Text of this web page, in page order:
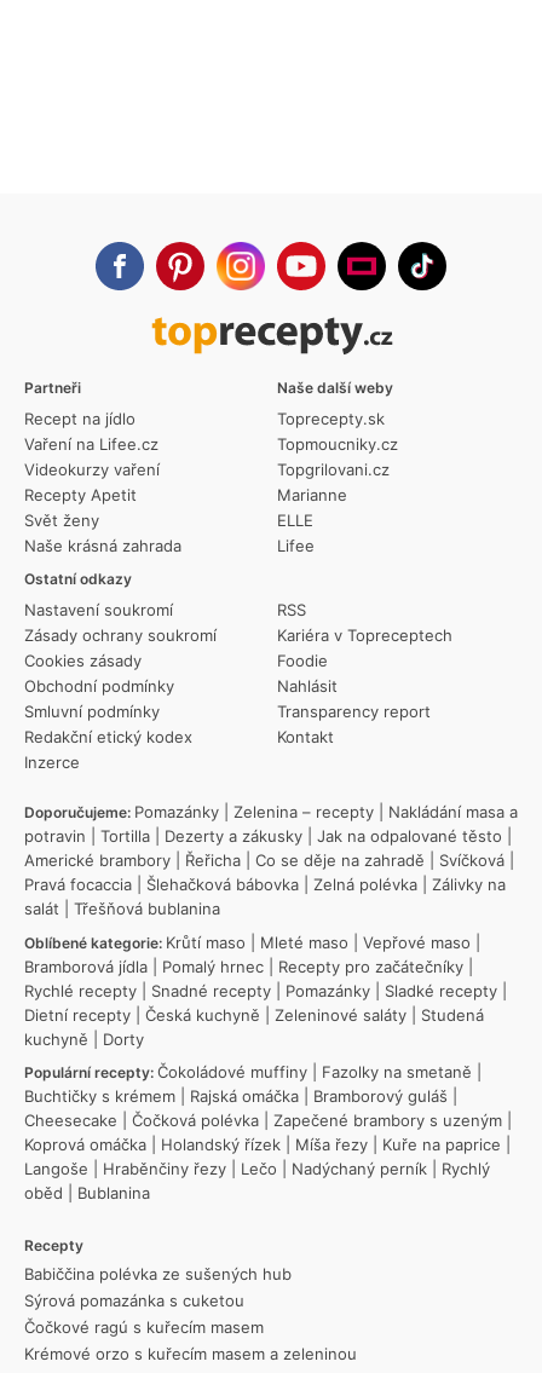
Partneři
Recept na jídlo
Vaření na Lifee.cz
Videokurzy vaření
Recepty Apetit
Svět ženy
Naše krásná zahrada
Ostatní odkazy
Nastavení soukromí
Zásady ochrany soukromí
Cookies zásady
Obchodní podmínky
Smluvní podmínky
Redakční etický kodex
Inzerce
RSS
Kariéra v Topreceptech
Foodie
Nahlásit
Transparency report
Kontakt
Naše další weby
Toprecepty.sk
Topmoucniky.cz
Topgrilovani.cz
Marianne
ELLE
Lifee
Doporučujeme: Pomazánky Zelenina – recepty
Nakládání masa a
potravin
Tortilla Dezerty a zákusky Jak na odpalované těsto
Americké brambory
Řeřicha Co se děje na zahradě Svíčková
Pravá focaccia
Šlehačková bábovka Zelná polévka
Zálivky na
salát
Třešňová bublanina
Oblíbené kategorie: Krůtí maso Mleté maso Vepřové maso
Bramborová jídla
Pomalý hrnec Recepty pro začátečníky
Rychlé recepty
Snadné recepty Pomazánky Sladké recepty
Dietní recepty
Česká kuchyně Zeleninové saláty
Studená
kuchyně
Dorty
Populární recepty: Čokoládové muffiny Fazolky na smetaně
Buchtičky s krémem
Rajská omáčka Bramborový guláš
Cheesecake
Čočková polévka Zapečené brambory s uzeným
Koprová omáčka
Holandský řízek Míša řezy Kuře na paprice
Langoše
Hraběnčiny řezy Lečo Nadýchaný perník
Rychlý
oběd
Bublanina
Recepty
Babiččina polévka ze sušených hub
Sýrová pomazánka s cuketou
Čočkové ragú s kuřecím masem
Krémové orzo s kuřecím masem a zeleninou